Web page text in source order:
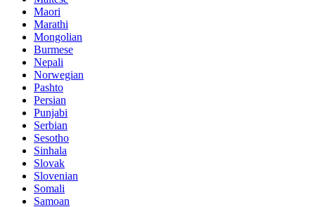
Maori
Marathi
Mongolian
Burmese
Nepali
Norwegian
Pashto
Persian
Punjabi
Serbian
Sesotho
Sinhala
Slovak
Slovenian
Somali
Samoan